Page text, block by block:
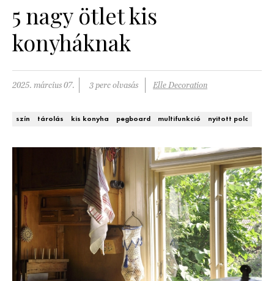
SZOBÁK
Konyha
Fürdőszoba
ÖTLETEK
SZÉP TEREK
HÍRLEVÉL
5 nagy ötlet kis
konyháknak
2025. március 07. 3 perc olvasás Elle Decoration
szín tárolás kis konyha pegboard multifunkció nyitott polc